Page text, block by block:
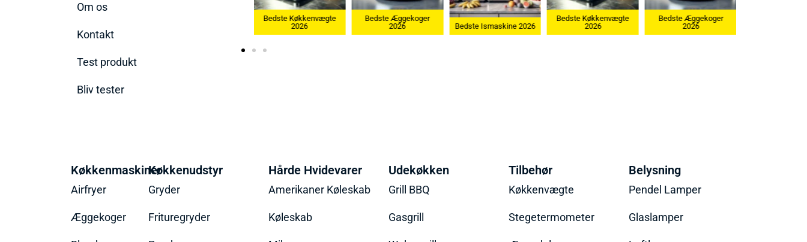
Om os
Kontakt
Test produkt
Bliv tester
Bedste Æggekoger
2026
Bedste Ismaskine 2026
Bedste Køkkenvægte
2026
Bedste Æggekoger
2026
Bedste Ismaskine 2026
Køkkenmaskiner
Airfryer
Æggekoger
Køkkenudstyr
Gryder
Frituregryder
Hårde Hvidevarer
Amerikaner Køleskab
Køleskab
Udekøkken
Grill BBQ
Gasgrill
Tilbehør
Køkkenvægte
Stegetermometer
Belysning
Pendel Lamper
Glaslamper